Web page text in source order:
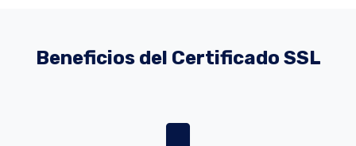
Beneficios del Certificado SSL